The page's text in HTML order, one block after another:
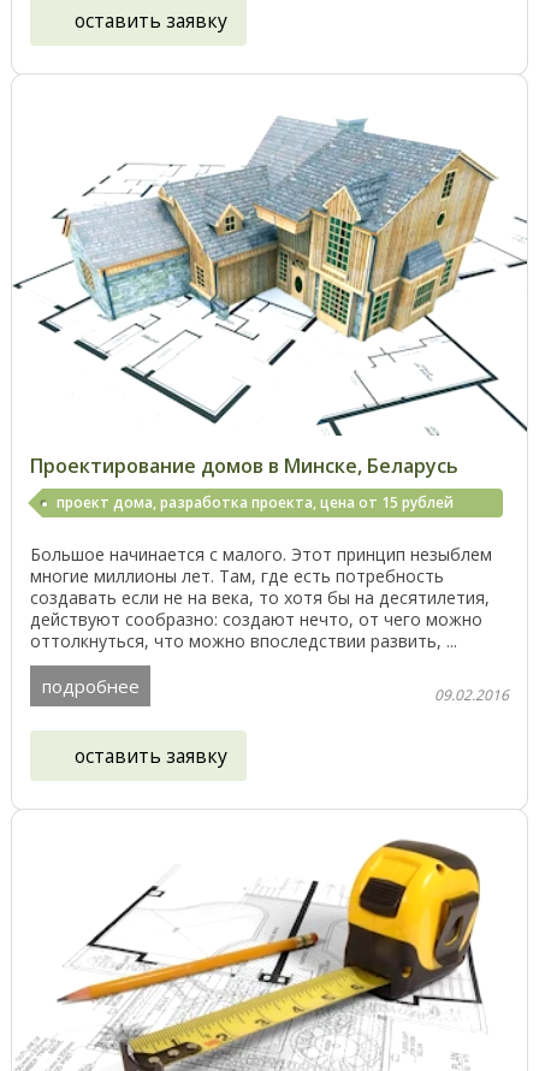
оставить заявку
Проектирование домов в Минске, Беларусь
проект дома, разработка проекта, цена от 15 рублей
кв.м.
Большое начинается с малого. Этот принцип незыблем
многие миллионы лет. Там, где есть потребность
создавать если не на века, то хотя бы на десятилетия,
действуют сообразно: создают нечто, от чего можно
оттолкнуться, что можно впоследствии развить, ...
подробнее 09.02.2016
оставить заявку